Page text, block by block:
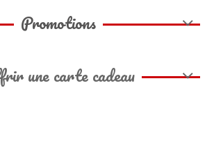
Promotions
une carte cadeau